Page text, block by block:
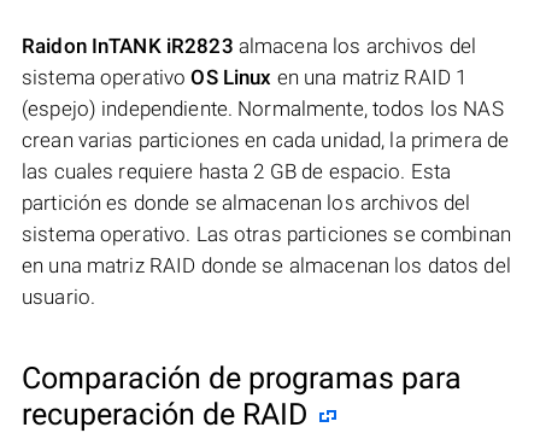
Raidon InTANK iR2823 almacena los archivos del
sistema operativoOS Linux en una matriz RAID 1
(espejo) independiente. Normalmente, todos los NAS
crean varias particiones en cada unidad, la primera de
las cuales requiere hasta 2 GB de espacio. Esta
partición es donde se almacenan los archivos del
sistema operativo. Las otras particiones se combinan
en una matriz RAID donde se almacenan los datos del
usuario.
Comparación de programas para
recuperación de RAID